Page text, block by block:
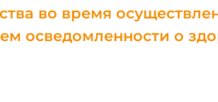
во время
осведомленности о